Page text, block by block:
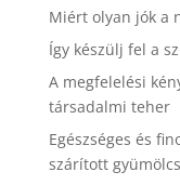
Miért olyan jók a
Így készülj fel a
A megfelelési
társadalmi teher
Egészséges és
szárított